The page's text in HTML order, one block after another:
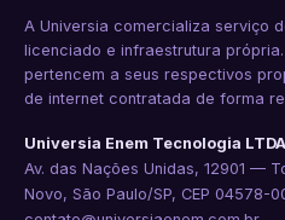
A Universia comercializa serviço
licenciado e infraestrutura
pertencem a seus respectivos
de internet contratada de forma
Universia Enem Tecnologia LTDA
Av. das Nações Unidas, 12901 —
Novo, São Paulo/SP, CEP 04578-